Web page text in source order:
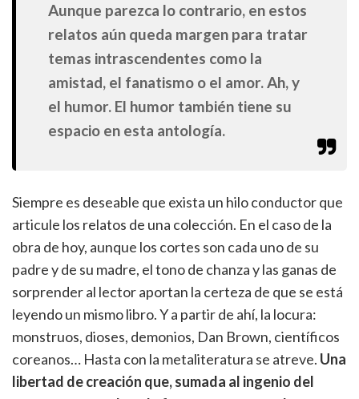
Aunque parezca lo contrario, en estos
relatos aún queda margen para tratar
temas intrascendentes como la
amistad, el fanatismo o el amor. Ah, y
el humor. El humor también tiene su
espacio en esta antología.
Siempre es deseable que exista un hilo conductor que
articule los relatos de una colección. En el caso de la
obra de hoy, aunque los cortes son cada uno de su
padre y de su madre, el tono de chanza y las ganas de
sorprender al lector aportan la certeza de que se está
leyendo un mismo libro. Y a partir de ahí, la locura:
monstruos, dioses, demonios, Dan Brown, científicos
coreanos… Hasta con la metaliteratura se atreve. Una
libertad de creación que, sumada al ingenio del